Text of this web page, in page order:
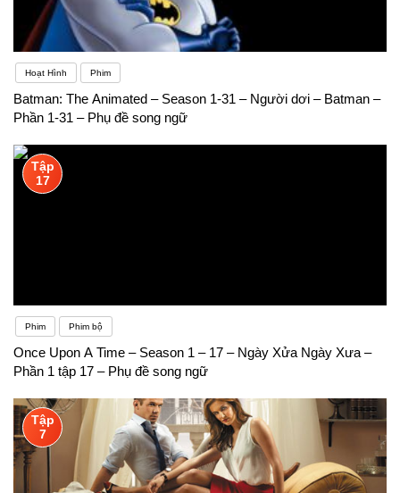
Hoạt Hình Phim
Batman: The Animated – Season 1-31 – Người dơi – Batman –
Phần 1-31 – Phụ đề song ngữ
Tập
17
Phim Phim bộ
Once Upon A Time – Season 1 – 17 – Ngày Xửa Ngày Xưa –
Phần 1 tập 17 – Phụ đề song ngữ
Tập
7